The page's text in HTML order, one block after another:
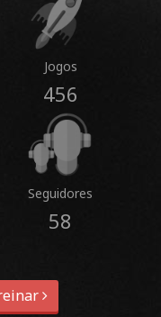
Jogos
456
Seguidores
58